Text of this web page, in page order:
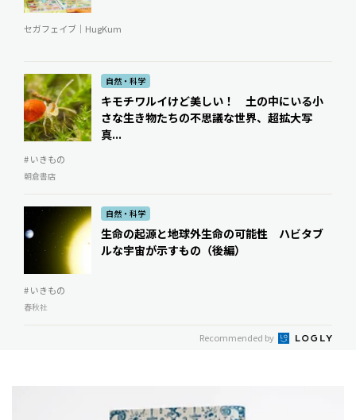
セガフェイブ｜HugKum
自然・科学
キモチワルイけど美しい！ 土の中にいる小
さな生き物たちの不思議な世界、超拡大写
真...
# いきもの
朝倉書店
自然・科学
生命の起源と地球外生命の可能性 ハビタブ
ルな宇宙が示すもの（後編）
# いきもの
春秋社
Recommended by